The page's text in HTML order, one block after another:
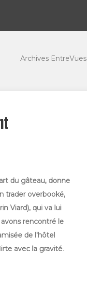
Archives EntreVues
du gâteau, donne
trader overbooké,
Viard), qui va lui
rencontré le
de l'hôtel
avec la gravité.